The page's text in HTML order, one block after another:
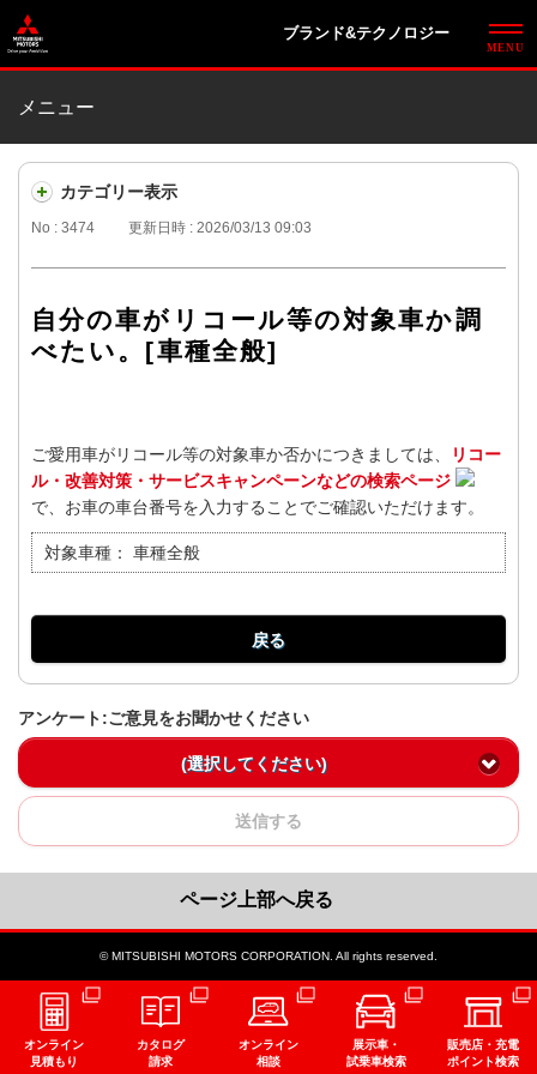
ブランド&テクノロジー
メニュー
カテゴリー表示
No : 3474 更新日時 : 2026/03/13 09:03
自分の車がリコール等の対象車か調
べたい。[車種全般]
ご愛用車がリコール等の対象車か否かにつきましては、
リコー
ル・改善対策・サービスキャンペーンなどの検索ページ
で、お車の車台番号を入力することでご確認いただけます。
対象車種： 車種全般
戻る
アンケート:ご意見をお聞かせください
(選択してください)
送信する
ページ上部へ戻る
© MITSUBISHI MOTORS CORPORATION. All rights reserved.
オンライン
見積もり
カタログ
請求
オンライン
相談
展示車・
試乗車検索
販売店・充電
ポイント検索